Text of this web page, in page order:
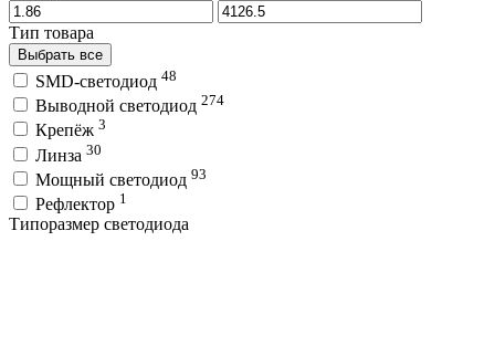
Тип товара
Выбрать все
SMD-светодиод 48
Выводной светодиод 274
Крепёж 3
Линза 30
Мощный светодиод 93
Рефлектор 1
Типоразмер светодиода